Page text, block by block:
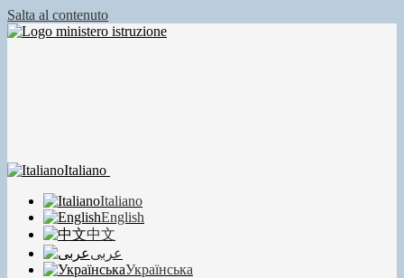
Salta al contenuto
Italiano
Italiano
English
中文
عربى
Українська